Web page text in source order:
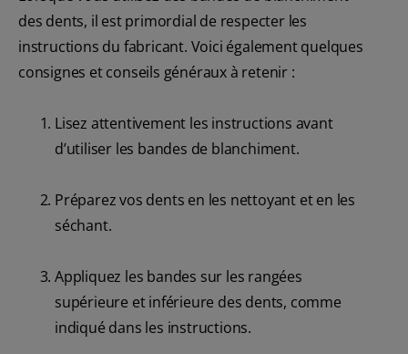
des dents, il est primordial de respecter les
instructions du fabricant. Voici également quelques
consignes et conseils généraux à retenir :
Lisez attentivement les instructions avant
d’utiliser les bandes de blanchiment.
Préparez vos dents en les nettoyant et en les
séchant.
Appliquez les bandes sur les rangées
supérieure et inférieure des dents, comme
indiqué dans les instructions.